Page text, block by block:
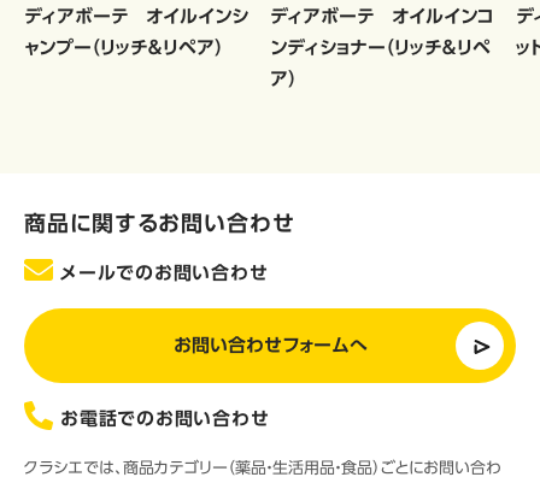
ディアボーテ オイルインシ
ャンプー（リッチ＆リペア）
ディアボーテ オイルインコ
ンディショナー（リッチ＆リペ
ア）
デ
ッ
商品に関するお問い合わせ
メールでのお問い合わせ
お問い合わせフォームへ
お電話でのお問い合わせ
クラシエでは、商品カテゴリー（薬品・生活用品・食品）ごとにお問い合わ